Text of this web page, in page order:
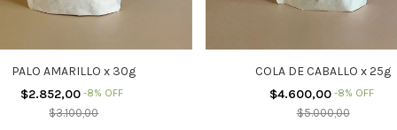
PALO AMARILLO x 30g
$2.852,00-8% OFF
$3.100,00
COLA DE CABALLO x 25g
$4.600,00 -8% OFF
$5.000,00